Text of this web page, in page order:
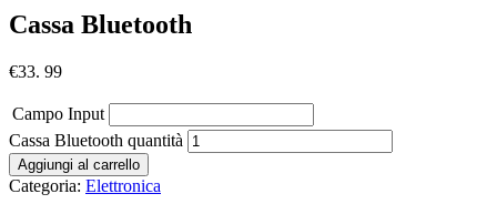
Cassa Bluetooth
€33. 99
Campo Input
Cassa Bluetooth quantità
Aggiungi al carrello
Categoria: Elettronica